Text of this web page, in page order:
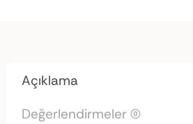
Açıklama
Değerlendirmeler (0)